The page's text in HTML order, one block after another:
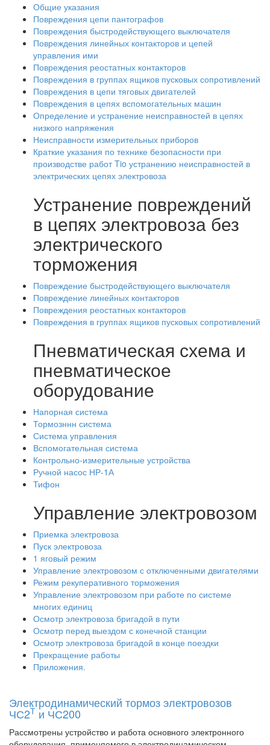
Общие указания
Повреждения цепи пантографов
Повреждения быстродействующего выключателя
Повреждения линейных контакторов и цепей
управления ими
Повреждения реостатных контакторов
Повреждения в группах ящиков пусковых сопротивлений
Повреждения в цепи тяговых двигателей
Повреждения в цепях вспомогательных машин
Определение и устранение неисправностей в цепях
низкого напряжения
Неисправности измерительных приборов
Краткие указания по технике безопасности при
производстве работ Tio устранению неисправностей в
электрических цепях электровоза
Устранение повреждений
в цепях электровоза без
электрического
торможения
Повреждение быстродействующего выключателя
Повреждение линейных контакторов
Повреждения реостатных контакторов
Повреждения в группах ящиков пусковых сопротивлений
Пневматическая схема и
пневматическое
оборудование
Напорная система
Тормозннн система
Система управления
Вспомогательная система
Контрольно-измерительные устройства
Ручной насос НР-1А
Тифон
Управление электровозом
Приемка электровоза
Пуск электровоза
1 яговый режим
Управление электровозом с отключенными двигателями
Режим рекуперативного торможения
Управление электровозом при работе по системе
многих единиц
Осмотр электровоза бригадой в пути
Осмотр перед выездом с конечной станции
Осмотр электровоза бригадой в конце поездки
Прекращение работы
Приложения.
Электродинамический тормоз электровозов
ЧС2Т и ЧС200
Рассмотрены устройство и работа основного электронного